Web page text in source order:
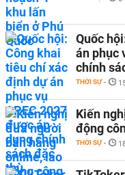
Quốc
án phục
chính
THỜI SỰ -
Kiến
động
THỜI SỰ -